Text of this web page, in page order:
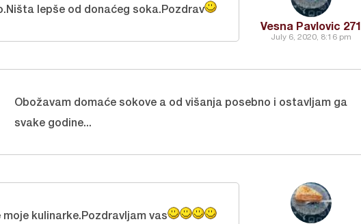
Vesna Pavlovic 271
July 6, 2020, 8:16 pm
lepše od donaćeg soka.Pozdrav
Obožavam domaće sokove a od višanja posebno i ostavljam ga
svake godine...
kulinarke.Pozdravljam vas